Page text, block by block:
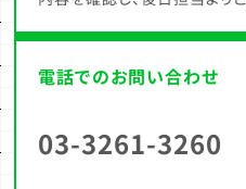
電話でのお問い合わせ
03-3261-3260